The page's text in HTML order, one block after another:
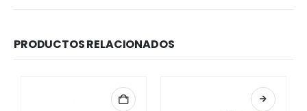
PRODUCTOS RELACIONADOS